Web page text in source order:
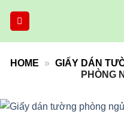
HOME » GIẤY DÁN
PHÒNG